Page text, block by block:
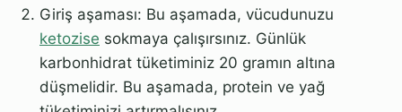
Giriş aşaması: Bu aşamada, vücudunuzu
ketozise sokmaya çalışırsınız. Günlük
karbonhidrat tüketiminiz 20 gramın altına
düşmelidir. Bu aşamada, protein ve yağ